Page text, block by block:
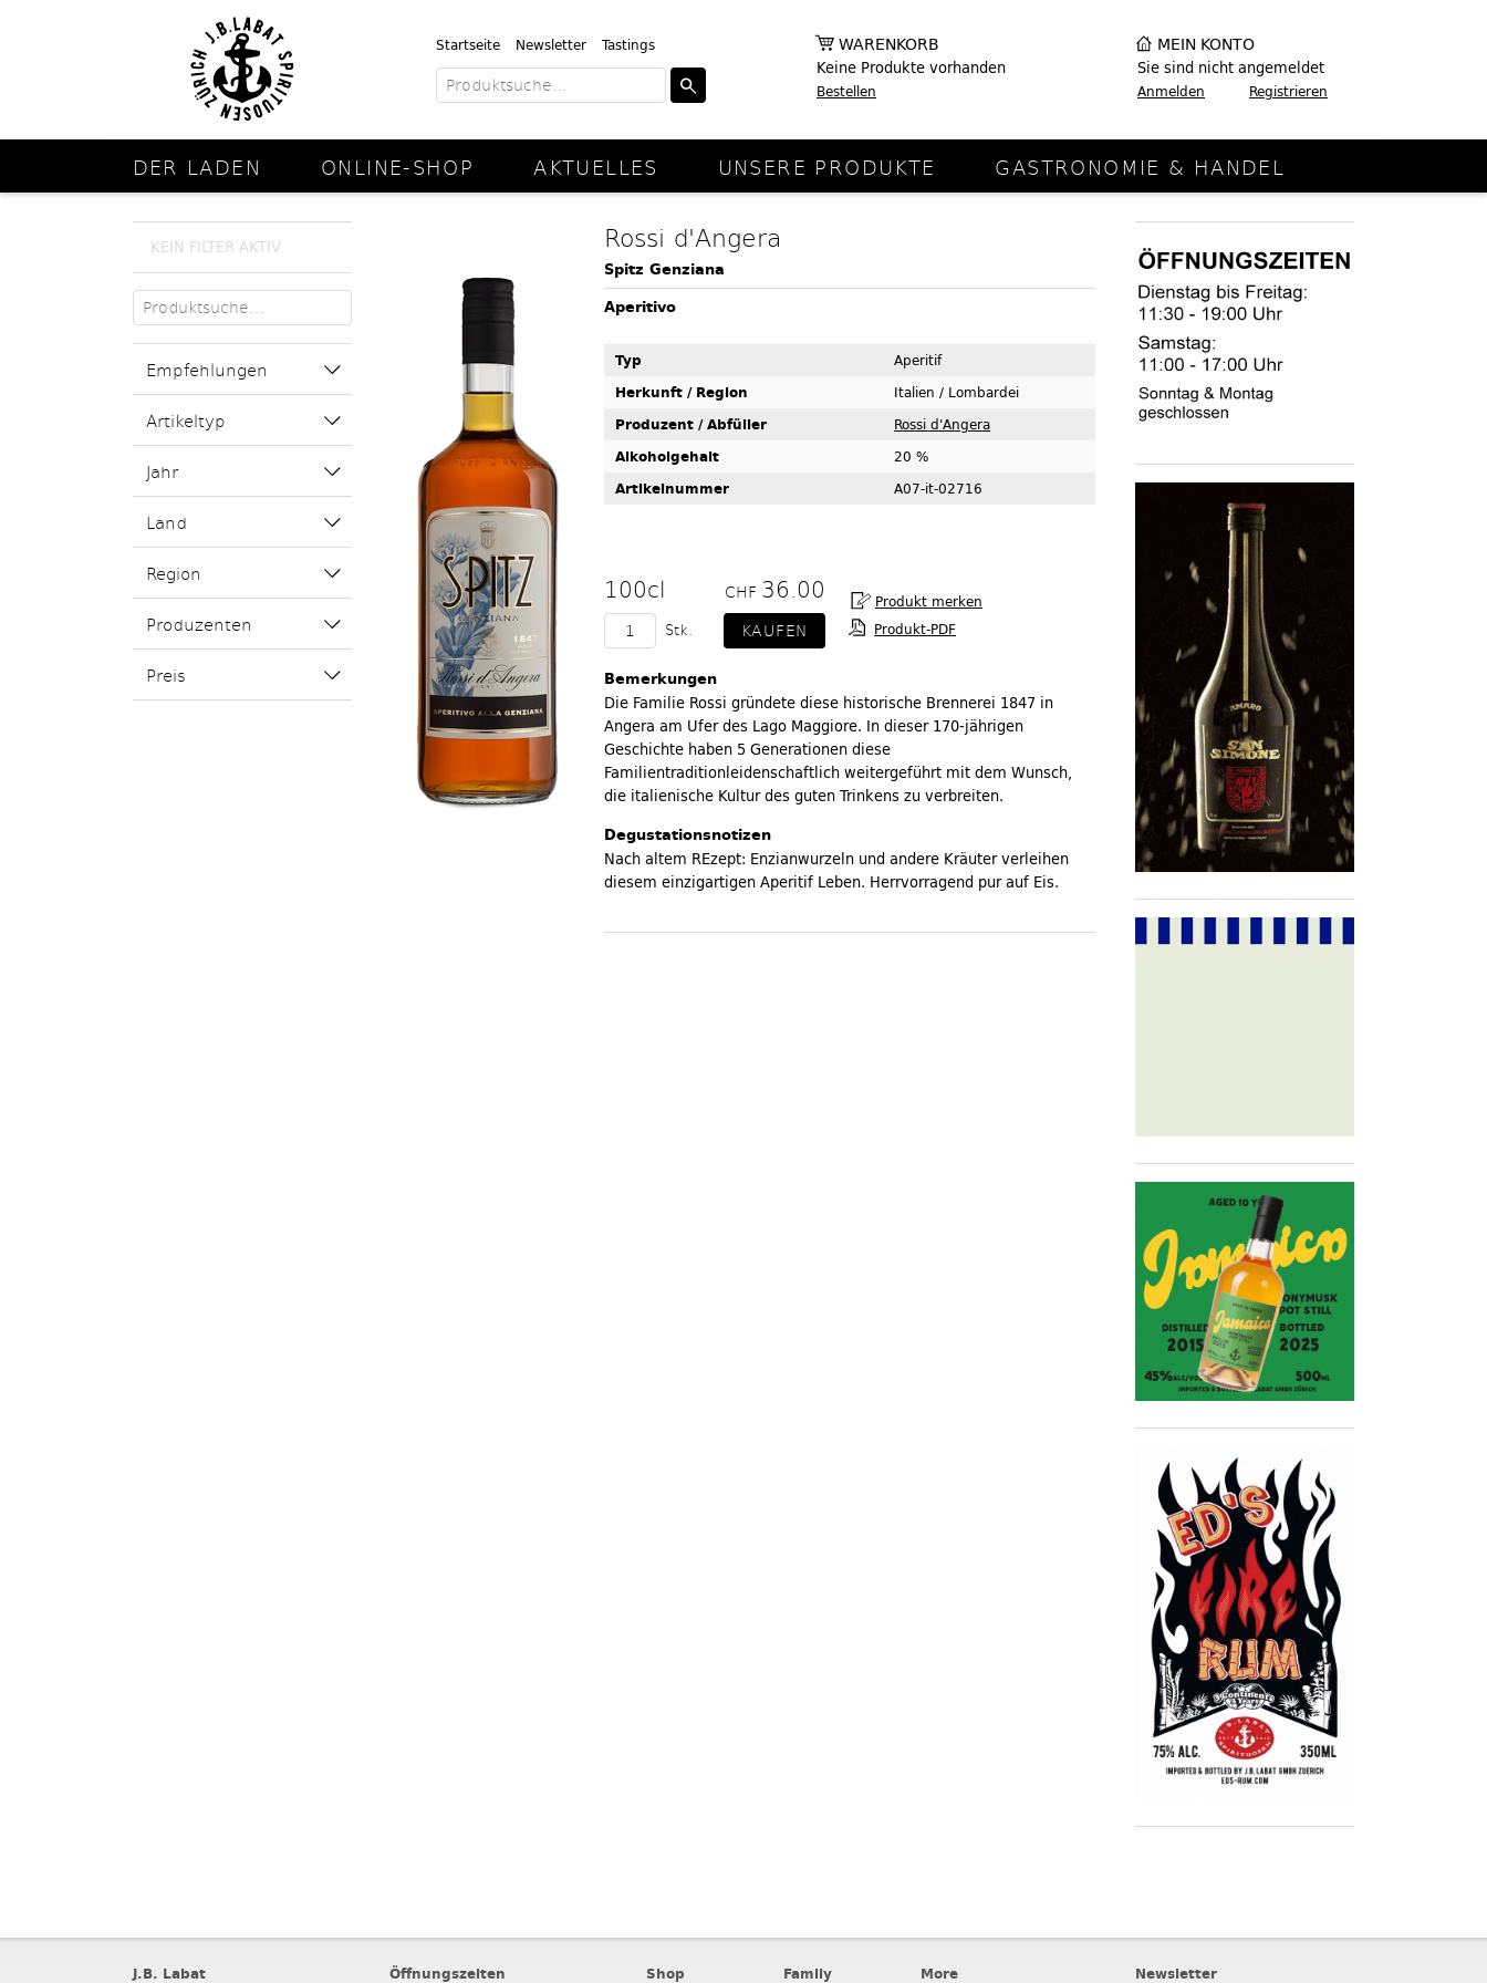
Startseite Newsletter Tastings WARENKORB
Keine Produkte vorhanden
Bestellen
MEIN KONTO
Sie sind nicht angemeldet
Anmelden Registrieren
DER LADEN ONLINE-SHOP AKTUELLES UNSERE PRODUKTE GASTRONOMIE & HANDEL
KEIN FILTER AKTIV
Empfehlungen
Artikeltyp
Jahr
Land
Region
Produzenten
Preis
Rossi d'Angera
Spitz Genziana
Aperitivo
Typ
Aperitif
Herkunft / Region
Italien / Lombardei
Produzent / Abfüller
Rossi d'Angera
Alkoholgehalt
20 %
Artikelnummer
A07-it-02716
100cl CHF 36.00
Stk. Produkt-PDF
Bemerkungen
Die Familie Rossi gründete diese historische Brennerei 1847 in
Angera am Ufer des Lago Maggiore. In dieser 170-jährigen
Geschichte haben 5 Generationen diese
Familientraditionleidenschaftlich weitergeführt mit dem Wunsch,
die italienische Kultur des guten Trinkens zu verbreiten.
Degustationsnotizen
Nach altem REzept: Enzianwurzeln und andere Kräuter verleihen
diesem einzigartigen Aperitif Leben. Herrvorragend pur auf Eis.
J.B. Labat Öffnungszeiten Shop Family More Newsletter